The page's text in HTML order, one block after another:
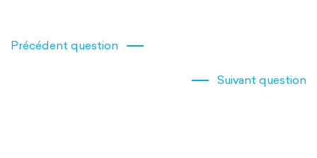
Précédent question
Suivant question